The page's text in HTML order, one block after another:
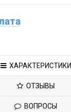
ХАРАКТЕРИСТИКИ
ОТЗЫВЫ
ВОПРОСЫ